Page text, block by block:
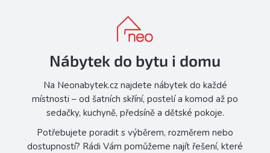
Nábytek do bytu i domu
Na Neonabytek.cz najdete nábytek do každé
místnosti – od šatních skříní, postelí a komod až po
sedačky, kuchyně, předsíně a dětské pokoje.
Potřebujete poradit s výběrem, rozměrem nebo
dostupností? Rádi Vám pomůžeme najít řešení, které